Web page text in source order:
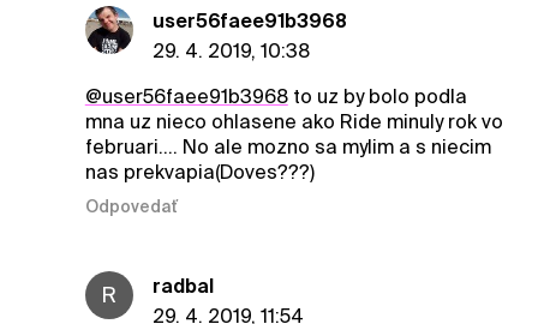
user56faee91b3968
29. 4. 2019, 10:38
@user56faee91b3968to uz by bolo podla
mna uz nieco ohlasene ako Ride minuly rok vo
februari.... No ale mozno sa mylim a s niecim
nas prekvapia(Doves???)
Odpovedať
R
radbal
29. 4. 2019, 11:54